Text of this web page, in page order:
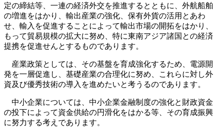
定の締結等、一連の経済外交を推進するとともに、外航船舶
の増進をはかり、輸出産業の強化、保有外貨の活用とあわ
せ、輸入を促進することによって輸出市場の開拓をはかり、
もって貿易規模の拡大に努め、特に東南アジア諸国との経済
提携を促進せんとするものであります。
産業政策としては、その基盤を育成強化するため、電源開
発を一層促進し、基礎産業の合理化に努め、これらに対し外
資及び優秀技術の導入を進めたいと考うるのであります。
中小企業については、中小企業金融制度の強化と財政資金
の投下によって資金供給の円滑化をはかる等、その育成振興
に努力する考えであります。